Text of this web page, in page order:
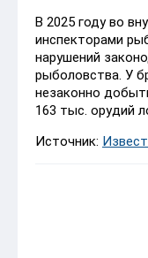
В 2025 году во
инспекторами
нарушений
рыболовства. У
незаконно
163 тыс. орудий
Источник: